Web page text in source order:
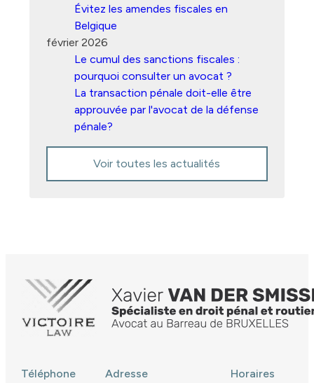
Évitez les amendes fiscales en
Belgique
février 2026
Le cumul des sanctions fiscales :
pourquoi consulter un avocat ?
La transaction pénale doit-elle être
approuvée par l'avocat de la défense
pénale?
Voir toutes les actualités
Téléphone
Adresse
Horaires